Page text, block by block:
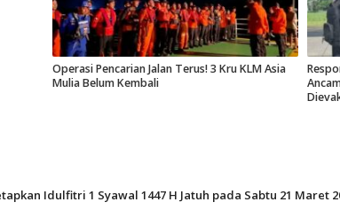
Operasi Pencarian Jalan Terus! 3 Kru KLM Asia
Mulia Belum Kembali
Idulfitri 1 Syawal 1447 H Jatuh pada Sabtu 21 Maret